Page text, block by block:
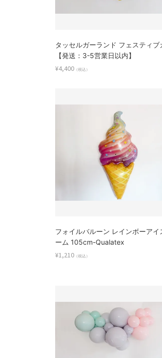
タッセルガーランド フェスティブ
【発送：3-5営業日以内】
¥4,400 （税込）
フォイルバルーン レインボーアイ
ーム 105cm-Qualatex
¥1,210 （税込）